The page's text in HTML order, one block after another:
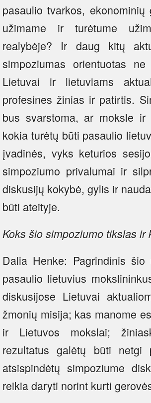
pasaulio tvarkos,
užimame ir turėtume
realybėje? Ir daug kitų
simpoziumas orientuotas
Lietuvai ir lietuviams
profesines žinias ir patirtis.
bus svarstoma, ar moksle
kokia turėtų būti pasaulio
įvadinės, vyks keturios
simpoziumo privalumai ir
diskusijų kokybė, gylis ir
būti ateityje.
Koks šio simpoziumo tikslas
Dalia Henke: Pagrindinis
pasaulio lietuvius
diskusijose Lietuvai
žmonių misija; kas manome
ir Lietuvos mokslai;
rezultatus galėtų būti netgi
atsispindėtų simpoziume
reikia daryti norint kurti